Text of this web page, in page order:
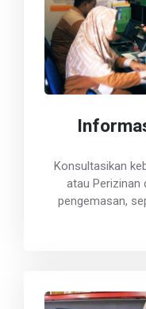
Konsultasikan
atau Perizinan
pengemasan,